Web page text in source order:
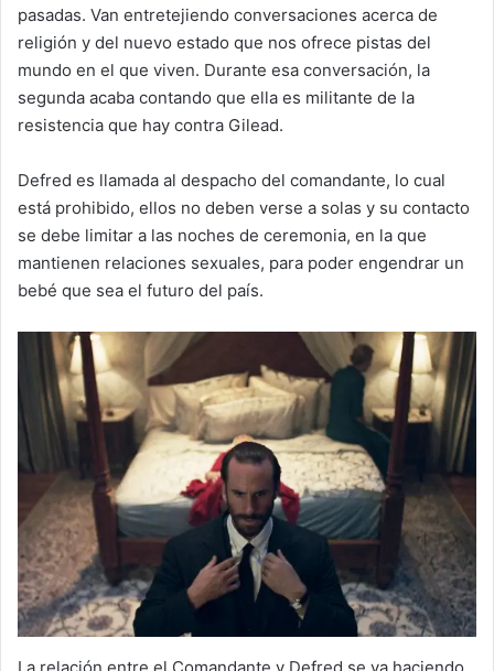
pasadas. Van entretejiendo conversaciones acerca de
religión y del nuevo estado que nos ofrece pistas del
mundo en el que viven. Durante esa conversación, la
segunda acaba contando que ella es militante de la
resistencia que hay contra Gilead.
Defred es llamada al despacho del comandante, lo cual
está prohibido, ellos no deben verse a solas y su contacto
se debe limitar a las noches de ceremonia, en la que
mantienen relaciones sexuales, para poder engendrar un
bebé que sea el futuro del país.